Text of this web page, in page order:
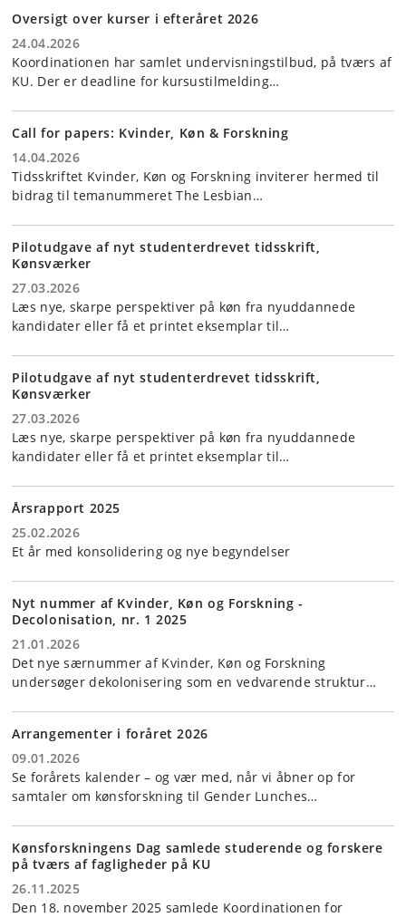
Oversigt over kurser i efteråret 2026
24.04.2026
Koordinationen har samlet undervisningstilbud, på tværs af
KU. Der er deadline for kursustilmelding…
Call for papers: Kvinder, Køn & Forskning
14.04.2026
Tidsskriftet Kvinder, Køn og Forskning inviterer hermed til
bidrag til temanummeret The Lesbian…
Pilotudgave af nyt studenterdrevet tidsskrift,
Kønsværker
27.03.2026
Læs nye, skarpe perspektiver på køn fra nyuddannede
kandidater eller få et printet eksemplar til…
Pilotudgave af nyt studenterdrevet tidsskrift,
Kønsværker
27.03.2026
Læs nye, skarpe perspektiver på køn fra nyuddannede
kandidater eller få et printet eksemplar til…
Årsrapport 2025
25.02.2026
Et år med konsolidering og nye begyndelser
Nyt nummer af Kvinder, Køn og Forskning -
Decolonisation, nr. 1 2025
21.01.2026
Det nye særnummer af Kvinder, Køn og Forskning
undersøger dekolonisering som en vedvarende struktur…
Arrangementer i foråret 2026
09.01.2026
Se forårets kalender – og vær med, når vi åbner op for
samtaler om kønsforskning til Gender Lunches…
Kønsforskningens Dag samlede studerende og forskere
på tværs af fagligheder på KU
26.11.2025
Den 18. november 2025 samlede Koordinationen for